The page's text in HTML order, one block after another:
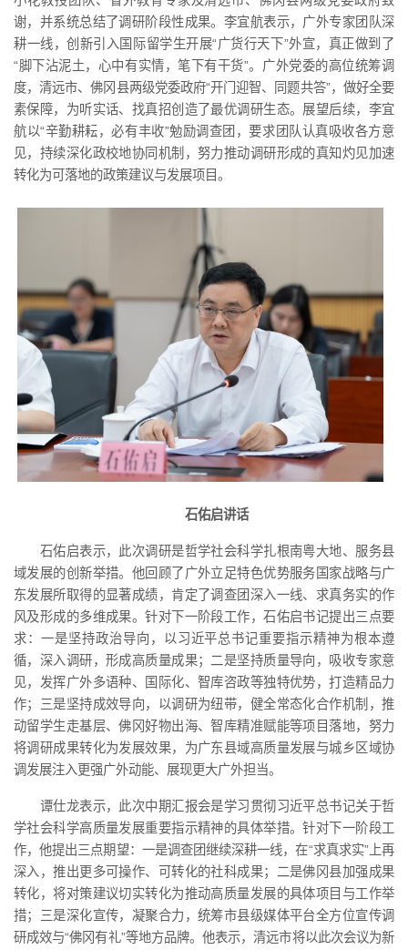
谢，并系统总结了调研阶段性成果。李宜航表示，广外专家团队深
耕一线，创新引入国际留学生开展“广货行天下”外宣，真正做到了
“脚下沾泥土，心中有实情，笔下有干货”。广外党委的高位统筹调
度，清远市、佛冈县两级党委政府“开门迎智、同题共答”，做好全要
素保障，为听实话、找真招创造了最优调研生态。展望后续，李宜
航以“辛勤耕耘，必有丰收”勉励调查团，要求团队认真吸收各方意
见，持续深化政校地协同机制，努力推动调研形成的真知灼见加速
转化为可落地的政策建议与发展项目。
石佑启讲话
石佑启表示，此次调研是哲学社会科学扎根南粤大地、服务县
域发展的创新举措。他回顾了广外立足特色优势服务国家战略与广
东发展所取得的显著成绩，肯定了调查团深入一线、求真务实的作
风及形成的多维成果。针对下一阶段工作，石佑启书记提出三点要
求：一是坚持政治导向，以习近平总书记重要指示精神为根本遵
循，深入调研，形成高质量成果；二是坚持质量导向，吸收专家意
见，发挥广外多语种、国际化、智库咨政等独特优势，打造精品力
作；三是坚持成效导向，以调研为纽带，健全常态化合作机制，推
动留学生走基层、佛冈好物出海、智库精准赋能等项目落地，努力
将调研成果转化为发展效果，为广东县域高质量发展与城乡区域协
调发展注入更强广外动能、展现更大广外担当。
谭仕龙表示，此次中期汇报会是学习贯彻习近平总书记关于哲
学社会科学高质量发展重要指示精神的具体举措。针对下一阶段工
作，他提出三点期望：一是调查团继续深耕一线，在“求真求实”上再
深入，推出更多可操作、可转化的社科成果；二是佛冈县加强成果
转化，将对策建议切实转化为推动高质量发展的具体项目与工作举
措；三是深化宣传，凝聚合力，统筹市县级媒体平台全方位宣传调
研成效与“佛冈有礼”等地方品牌。他表示，清远市将以此次会议为新